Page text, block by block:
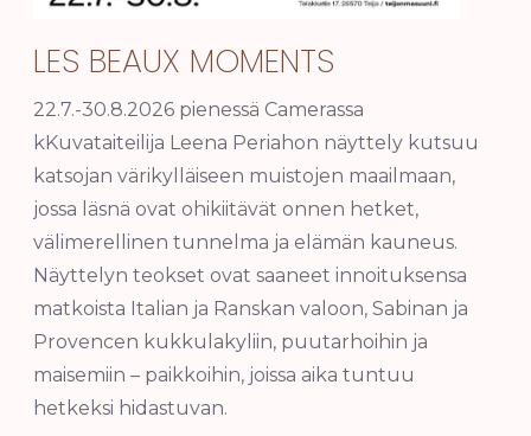
LES BEAUX MOMENTS
22.7.-30.8.2026 pienessä Camerassa
kKuvataiteilija Leena Periahon näyttely kutsuu
katsojan värikylläiseen muistojen maailmaan,
jossa läsnä ovat ohikiitävät onnen hetket,
välimerellinen tunnelma ja elämän kauneus.
Näyttelyn teokset ovat saaneet innoituksensa
matkoista Italian ja Ranskan valoon, Sabinan ja
Provencen kukkulakyliin, puutarhoihin ja
maisemiin – paikkoihin, joissa aika tuntuu
hetkeksi hidastuvan.